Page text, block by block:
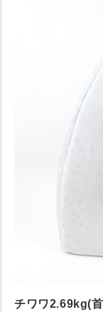
チワワ2.69kg(